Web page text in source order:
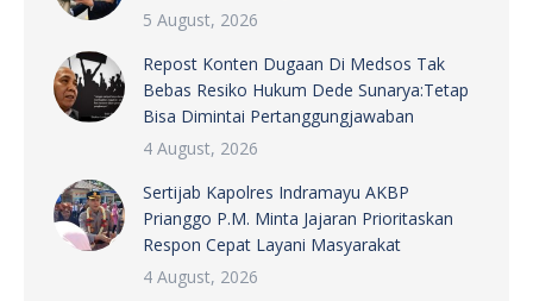
5 August, 2026
Repost Konten Dugaan Di Medsos Tak
Bebas Resiko Hukum Dede Sunarya:Tetap
Bisa Dimintai Pertanggungjawaban
4 August, 2026
Sertijab Kapolres Indramayu AKBP
Prianggo P.M. Minta Jajaran Prioritaskan
Respon Cepat Layani Masyarakat
4 August, 2026